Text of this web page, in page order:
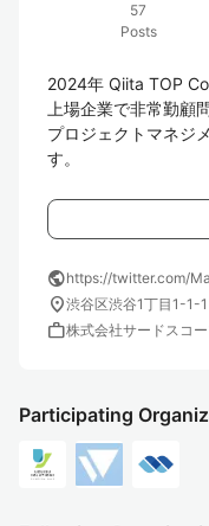
57
Posts
2024年 Qiita TOP
上場企業で非常勤顧
プロジェクトマネジ
す。
publichttps://twitter.com/
location_on渋谷区渋谷1丁目1-1-
work株式会社サードスコ
Participating